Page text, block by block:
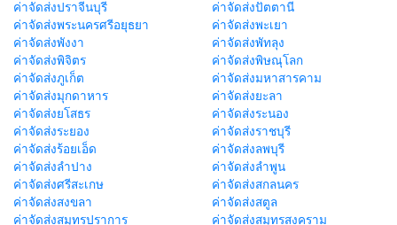
ค่าจัดส่งปราจีนบุรี
ค่าจัดส่งปัตตานี
ค่าจัดส่งพระนครศรีอยุธยา
ค่าจัดส่งพะเยา
ค่าจัดส่งพังงา
ค่าจัดส่งพัทลุง
ค่าจัดส่งพิจิตร
ค่าจัดส่งพิษณุโลก
ค่าจัดส่งภูเก็ต
ค่าจัดส่งมหาสารคาม
ค่าจัดส่งมุกดาหาร
ค่าจัดส่งยะลา
ค่าจัดส่งยโสธร
ค่าจัดส่งระนอง
ค่าจัดส่งระยอง
ค่าจัดส่งราชบุรี
ค่าจัดส่งร้อยเอ็ด
ค่าจัดส่งลพบุรี
ค่าจัดส่งลำปาง
ค่าจัดส่งลำพูน
ค่าจัดส่งศรีสะเกษ
ค่าจัดส่งสกลนคร
ค่าจัดส่งสงขลา
ค่าจัดส่งสตูล
ค่าจัดส่งสมุทรปราการ
ค่าจัดส่งสมุทรสงคราม